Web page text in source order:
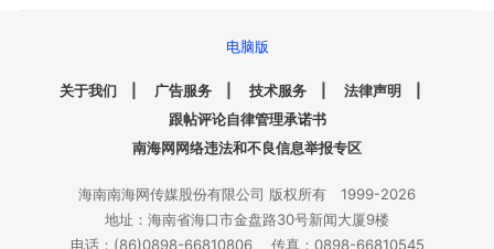
电脑版
关于我们| 广告服务| 技术服务| 法律声明
跟帖评论自律管理承诺书
南海网网络违法和不良信息举报专区
海南南海网传媒股份有限公司 版权所有 1999-2026
地址：海南省海口市金盘路30号新闻大厦9楼
电话：(86)0898-66810806 传真：0898-66810545